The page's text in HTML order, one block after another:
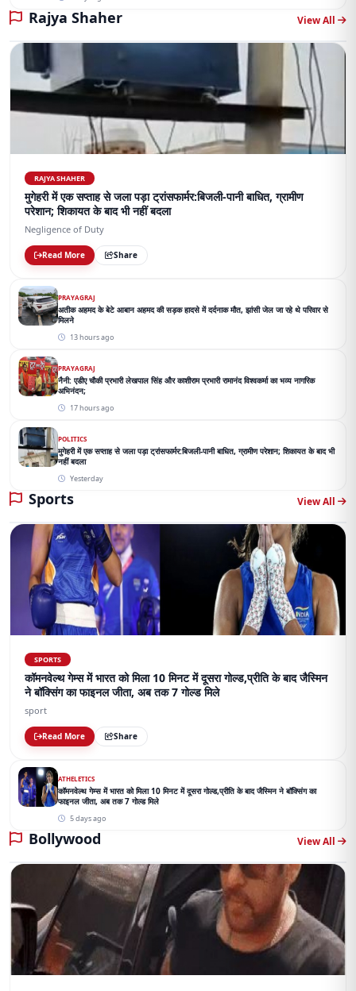
Rajya Shaher View All
RAJYA SHAHER
मुगेहरी में एक सप्ताह से जला पड़ा ट्रांसफार्मर:बिजली-पानी बाधित, ग्रामीण
परेशान; शिकायत के बाद भी नहीं बदला
Negligence of Duty
Read More Share
PRAYAGRAJ
अतीक अहमद के बेटे आबान अहमद की सड़क हादसे में दर्दनाक मौत, झांसी जेल जा रहे थे परिवार से
मिलने
13 hours ago
PRAYAGRAJ
नैनी: एडीए चौकी प्रभारी लेखपाल सिंह और काशीराम प्रभारी रामानंद विश्वकर्मा का भव्य नागरिक
अभिनंदन;
17 hours ago
POLITICS
मुगेहरी में एक सप्ताह से जला पड़ा ट्रांसफार्मर:बिजली-पानी बाधित, ग्रामीण परेशान; शिकायत के बाद भी
नहीं बदला
Yesterday
Sports View All
SPORTS
कॉमनवेल्थ गेम्स में भारत को मिला 10 मिनट में दूसरा गोल्ड,प्रीति के बाद जैस्मिन
ने बॉक्सिंग का फाइनल जीता, अब तक 7 गोल्ड मिले
sport
Read More Share
ATHELETICS
कॉमनवेल्थ गेम्स में भारत को मिला 10 मिनट में दूसरा गोल्ड,प्रीति के बाद जैस्मिन ने बॉक्सिंग का
फाइनल जीता, अब तक 7 गोल्ड मिले
5 days ago
Bollywood View All